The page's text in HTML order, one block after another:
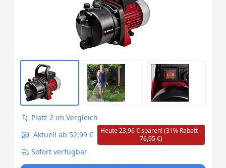
Platz 2 im Vergleich
Aktuell ab 52,99 €
Heute 23,96 € sparen! (31% Rabatt -
76,95 €)
Sofort verfügbar